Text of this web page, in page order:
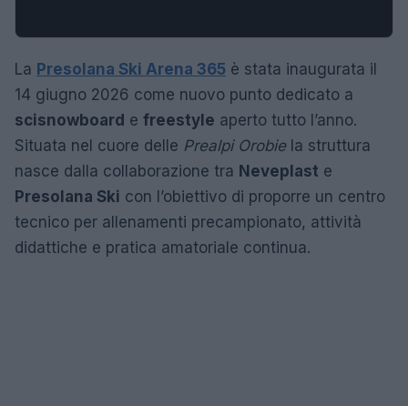
La Presolana Ski Arena 365 è stata inaugurata il
14 giugno 2026 come nuovo punto dedicato a
scisnowboard e freestyle aperto tutto l’anno.
Situata nel cuore delle Prealpi Orobiela struttura
nasce dalla collaborazione tra Neveplast e
Presolana Ski con l’obiettivo di proporre un centro
tecnico per allenamenti precampionato, attività
didattiche e pratica amatoriale continua.